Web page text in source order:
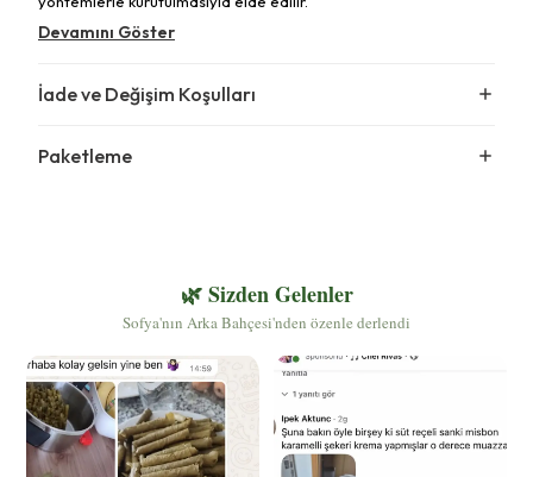
Devamını Göster
İade ve Değişim Koşulları
Paketleme
🌿 Sizden Gelenler
Sofya'nın Arka Bahçesi'nden özenle derlendi